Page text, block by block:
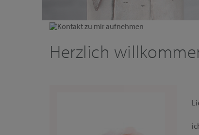
Kontakt zu mir aufnehmen
Herzlich